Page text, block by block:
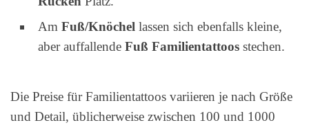
Am Fuß/Knöchel lassen sich ebenfalls kleine,
aber auffallende Fuß Familientattoos stechen.
Die Preise für Familientattoos variieren je nach Größe
und Detail, üblicherweise zwischen 100 und 1000